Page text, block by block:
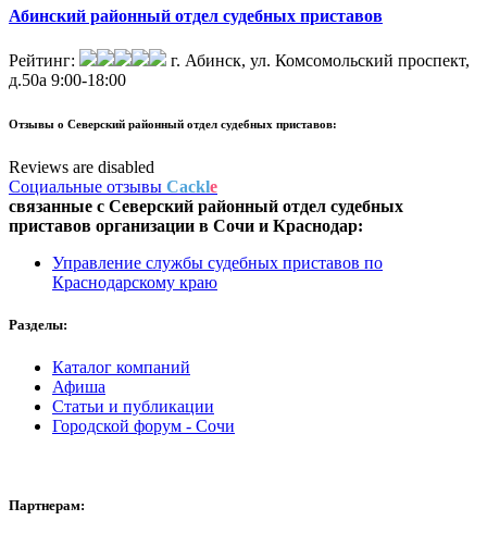
Абинский районный отдел судебных приставов
Рейтинг:
г. Абинск, ул. Комсомольский проспект,
д.50а 9:00-18:00
Отзывы о Северский районный отдел судебных приставов:
Reviews are disabled
Социальные отзывы Cackle
связанные с Северский районный отдел судебных
приставов организации в Сочи и Краснодар:
Управление службы судебных приставов по
Краснодарскому краю
Разделы:
Каталог компаний
Афиша
Статьи и публикации
Городской форум - Сочи
Партнерам: